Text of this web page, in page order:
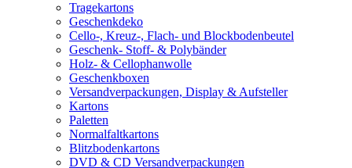
Tragekartons
Geschenkdeko
Cello-, Kreuz-, Flach- und Blockbodenbeutel
Geschenk- Stoff- & Polybänder
Holz- & Cellophanwolle
Geschenkboxen
Versandverpackungen, Display & Aufsteller
Kartons
Paletten
Normalfaltkartons
Blitzbodenkartons
DVD & CD Versandverpackungen